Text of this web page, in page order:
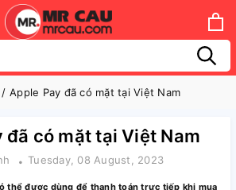
Apple Pay đã có mặt tại Việt Nam
đã có mặt tại Việt Nam
Tuesday, 08 August, 2023
thể được dùng để thanh toán trực tiếp khi mua